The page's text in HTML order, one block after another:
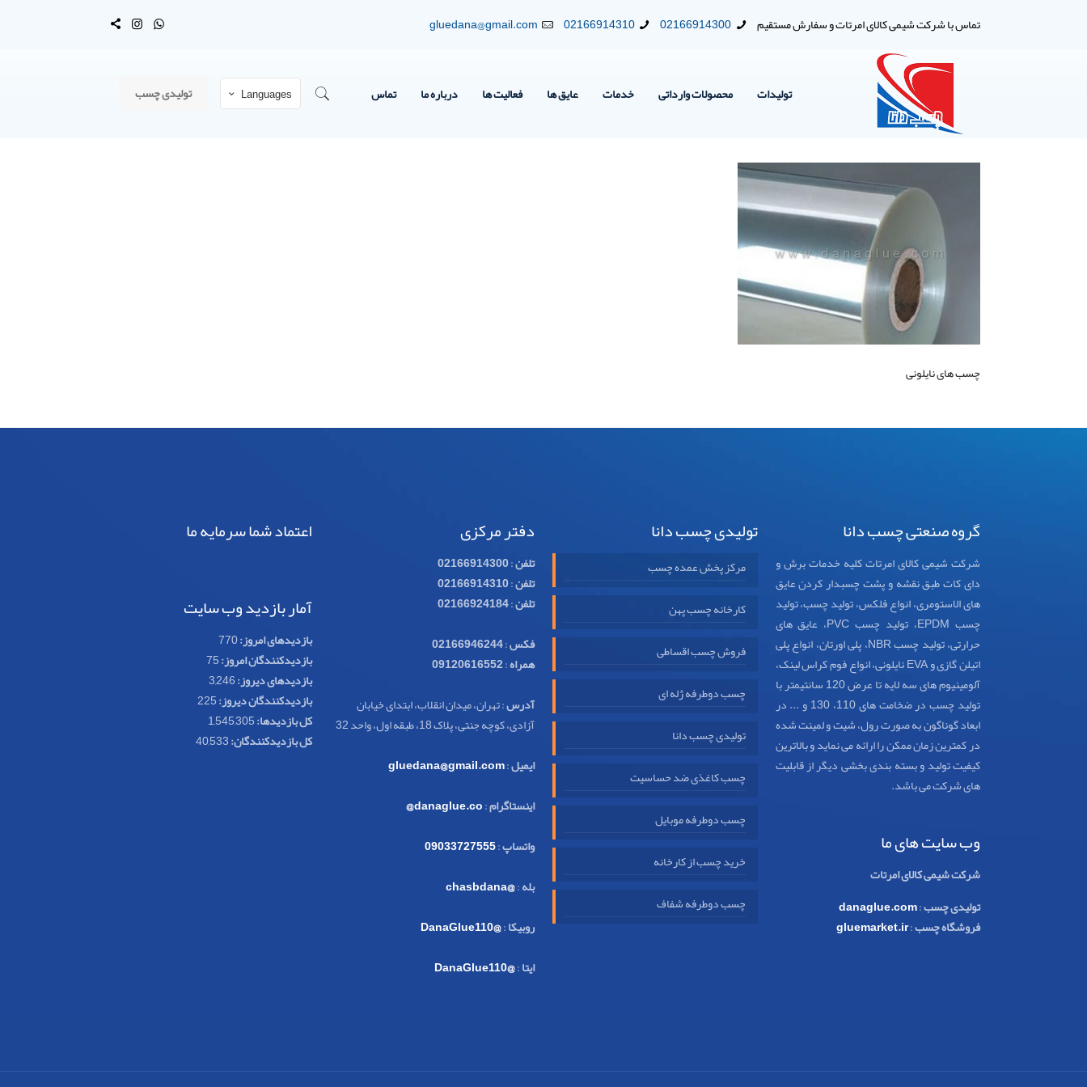
تماس با شرکت شیمی کالای امرتات و سفارش مستقیم 02166914300
02166914310
gluedana@gmail.com
تولیدات محصولات وارداتی خدمات عایق ها فعالیت ها درباره ما تماس Languages تولیدی چسب
چسب های نایلونی
گروه صنعتی چسب دانا
شرکت شیمی کالای امرتات کلیه خدمات برش و
دای کات طبق نقشه و پشت چسبدار کردن عایق
های الاستومری، انواع فلکس، تولید چسب، تولید
چسب EPDM، تولید چسب PVC، عایق های
حرارتی، تولید چسب NBR، پلی اورتان، انواع پلی
اتیلن گازی و EVA نایلونی، انواع فوم کراس لینک،
آلومینیوم های سه لایه تا عرض 120 سانتیمتر با
تولید چسب در ضخامت های 110، 130 و ... در
ابعاد گوناگون به صورت رول، شیت و لمینت شده
در کمترین زمان ممکن را ارائه می نماید و بالاترین
کیفیت تولید و بسته بندی بخشی دیگر از قابلیت
های شرکت می باشد.
وب سایت های ما
شرکت شیمی کالای امرتات
تولیدی چسب:
danaglue.com
فروشگاه چسب:
gluemarket.ir
تولیدی چسب دانا
مرکز پخش عمده چسب
کارخانه چسب پهن
فروش چسب اقساطی
چسب دوطرفه ژله ای
تولیدی چسب دانا
چسب کاغذی ضد حساسیت
چسب دوطرفه موبایل
خرید چسب از کارخانه
چسب دوطرفه شفاف
دفتر مرکزی
تلفن:
02166914300
تلفن:
02166914310
تلفن:
02166924184
فکس:
02166946244
همراه:
09120616552
آدرس: تهران، میدان انقلاب، ابتدای خیابان
آزادی، کوچه جنتی، پلاک 18، طبقه اول، واحد 32
ایمیل:
gluedana@gmail.com
اینستاگرام:
danaglue.co@
واتساپ:
09033727555
بله:
@chasbdana
روبیکا:
@DanaGlue110
ایتا:
@DanaGlue110
اعتماد شما سرمایه ما
آمار بازدید وب سایت
بازدیدهای امروز:770
بازدیدکنندگان امروز:75
بازدیدهای دیروز:3,246
بازدیدکنندگان دیروز:225
کل بازدیدها:1,545,305
کل بازدیدکنند‌گان:40,533